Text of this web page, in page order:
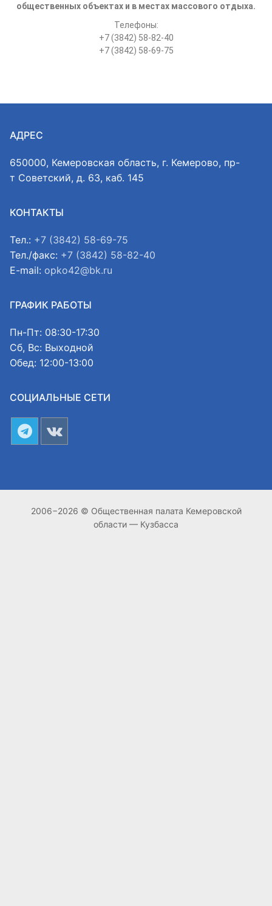
общественных объектах и в местах массового отдыха.
Телефоны:
+7 (3842) 58-82-40
+7 (3842) 58-69-75
АДРЕС
650000, Кемеровская область, г. Кемерово, пр-
т Советский, д. 63, каб. 145
КОНТАКТЫ
Тел.: +7 (3842) 58-69-75
Тел./факс: +7 (3842) 58-82-40
E-mail: opko42@bk.ru
ГРАФИК РАБОТЫ
Пн-Пт: 08:30-17:30
Сб, Вс: Выходной
Обед: 12:00-13:00
СОЦИАЛЬНЫЕ СЕТИ
2006−2026 © Общественная палата Кемеровской
области — Кузбасса